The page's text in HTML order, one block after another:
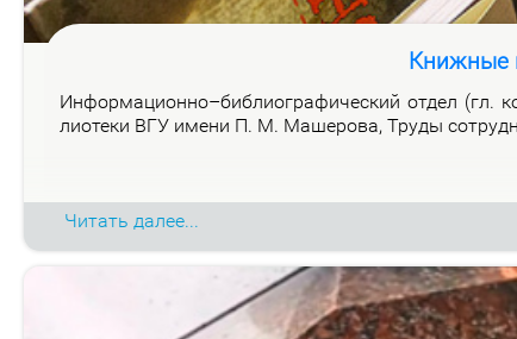
Книжные
Ин­фор­ма­ци­он­но–биб­лио­гра­фи­че­ский от­дел (гл.
лио­те­ки ВГУ име­ни П. М. Ма­ше­ро­ва, Тру­ды
Читать далее...